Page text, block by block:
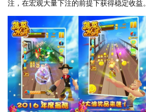
注，在宏观大量下注的前提下获得稳定收益。